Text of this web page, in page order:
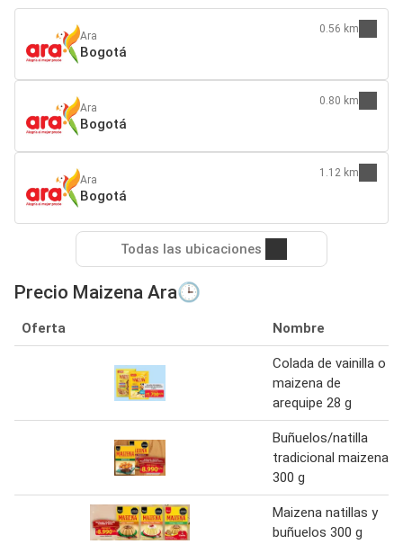
Ara
Bogotá
0.56 km
Ara
Bogotá
0.80 km
Ara
Bogotá
1.12 km
Todas las ubicaciones
Precio Maizena Ara🕒
Oferta Nombre
Colada de vainilla o
maizena de
arequipe 28 g
Buñuelos/natilla
tradicional maizena
300 g
Maizena natillas y
buñuelos 300 g